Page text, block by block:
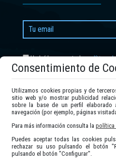
He leído y acepto lapolítica
privacidad
.
Enviar
Consentimiento de
Utilizamos cookies propias y de
sitio web y/o mostrar publicidad
sobre la base de un perfil
navegación (por ejemplo, páginas
Para más información consulta la política
Puedes aceptar todas las cookies
rechazar su uso pulsando el botón
pulsando el botón "Configurar".